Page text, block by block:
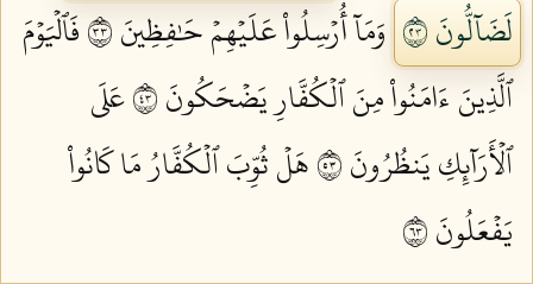
لَضَآلُّونَ ٣٢
وَمَآ أُرۡسِلُواْ عَلَيۡهِمۡ حَٰفِظِينَ ٣٣
فَٱلۡيَوۡمَ
ٱلَّذِينَ ءَامَنُواْ مِنَ ٱلۡكُفَّارِ يَضۡحَكُونَ ٣٤
عَلَى
ٱلۡأَرَآئِكِ يَنظُرُونَ ٣٥
هَلۡ ثُوِّبَ ٱلۡكُفَّارُ مَا كَانُواْ
يَفۡعَلُونَ ٣٦